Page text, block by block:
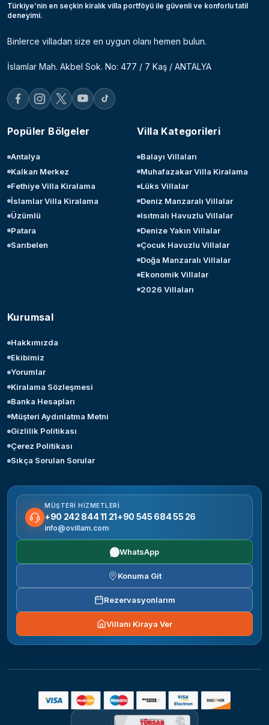
Türkiye’nin en seçkin kiralık villa portföyü ile güvenli ve konforlu tatil
deneyimi.
Binlerce villadan size en uygun olanı hemen bulun.
İslamlar Mah. Akbel Sok. No: 477 / 7 Kaş / ANTALYA
Popüler Bölgeler
Antalya
Kalkan Merkez
Fethiye Villa Kiralama
İslamlar Villa Kiralama
Üzümlü
Patara
Sarıbelen
Villa Kategorileri
Balayı Villaları
Muhafazakar Villa Kiralama
Lüks Villalar
Deniz Manzaralı Villalar
Isıtmalı Havuzlu Villalar
Denize Yakın Villalar
Çocuk Havuzlu Villalar
Doğa Manzaralı Villalar
Ekonomik Villalar
2026 Villaları
Kurumsal
Hakkımızda
Ekibimiz
Yorumlar
Kiralama Sözleşmesi
Banka Hesapları
Müşteri Aydınlatma Metni
Gizlilik Politikası
Çerez Politikası
Sıkça Sorulan Sorular
MÜŞTERI HIZMETLERI
+90 242 844 11 21+90 545 684 55 26
info@ovillam.com
WhatsApp
Konuma Git
Rezervasyonlarım
Villanı Kiraya Ver